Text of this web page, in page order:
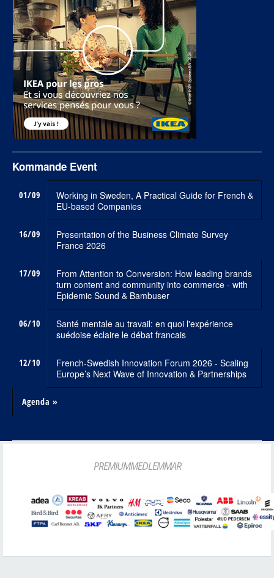
Kommande Event
01/09
Working in Sweden, A Practical Guide for French &
EU-based Companies
16/09
Presentation of the Business Climate Survey
France 2026
17/09
From Attention to Conversion: How leading brands
turn content and community into commerce - with
Epidemic Sound & Bambuser
06/10
Santé mentale au travail: en quoi l'expérience
suédoise éclaire le débat francais
12/10
French-Swedish Innovation Forum 2026 - Scaling
Europe’s Next Wave of Innovation & Partnerships
Agenda »
PREMIUMMEDLEMMAR